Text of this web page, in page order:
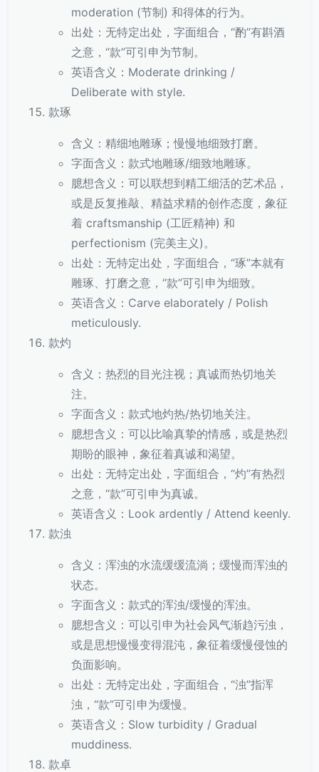
moderation (节制) 和得体的行为。
出处：无特定出处，字面组合，“酌”有斟酒
之意，“款”可引申为节制。
英语含义：Moderate drinking /
Deliberate with style.
款琢
含义：精细地雕琢；慢慢地细致打磨。
字面含义：款式地雕琢/细致地雕琢。
臆想含义：可以联想到精工细活的艺术品，
或是反复推敲、精益求精的创作态度，象征
着 craftsmanship (工匠精神) 和
perfectionism (完美主义)。
出处：无特定出处，字面组合，“琢”本就有
雕琢、打磨之意，“款”可引申为细致。
英语含义：Carve elaborately / Polish
meticulously.
款灼
含义：热烈的目光注视；真诚而热切地关
注。
字面含义：款式地灼热/热切地关注。
臆想含义：可以比喻真挚的情感，或是热烈
期盼的眼神，象征着真诚和渴望。
出处：无特定出处，字面组合，“灼”有热烈
之意，“款”可引申为真诚。
英语含义：Look ardently / Attend keenly.
款浊
含义：浑浊的水流缓缓流淌；缓慢而浑浊的
状态。
字面含义：款式的浑浊/缓慢的浑浊。
臆想含义：可以引申为社会风气渐趋污浊，
或是思想慢慢变得混沌，象征着缓慢侵蚀的
负面影响。
出处：无特定出处，字面组合，“浊”指浑
浊，“款”可引申为缓慢。
英语含义：Slow turbidity / Gradual
muddiness.
款卓